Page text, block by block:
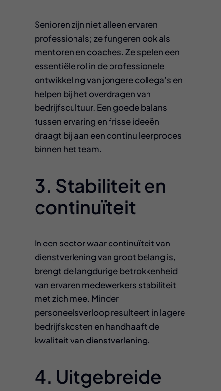
Senioren zijn niet alleen ervaren
professionals; ze fungeren ook als
mentoren en coaches. Ze spelen een
essentiële rol in de professionele
ontwikkeling van jongere collega’s en
helpen bij het overdragen van
bedrijfscultuur. Een goede balans
tussen ervaring en frisse ideeën
draagt bij aan een continu leerproces
binnen het team.
3. Stabiliteit en
continuïteit
In een sector waar continuïteit van
dienstverlening van groot belang is,
brengt de langdurige betrokkenheid
van ervaren medewerkers stabiliteit
met zich mee. Minder
personeelsverloop resulteert in lagere
bedrijfskosten en handhaaft de
kwaliteit van dienstverlening.
4. Uitgebreide